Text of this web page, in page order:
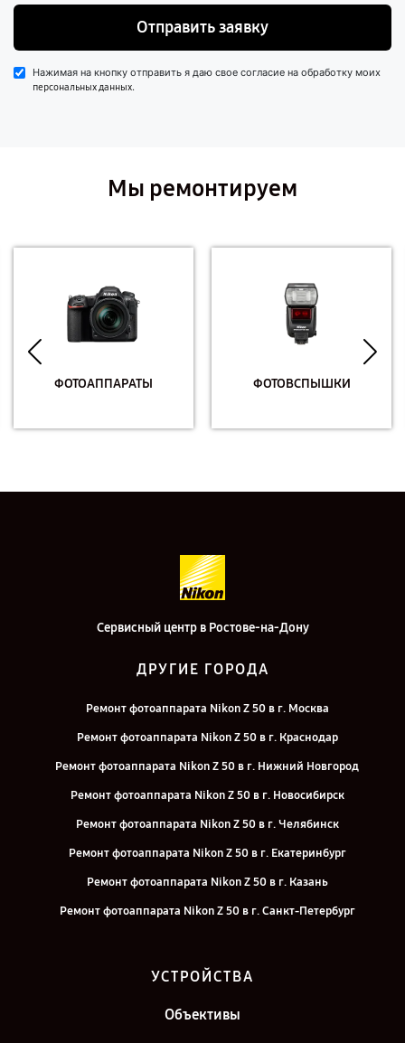
Отправить заявку
Нажимая на кнопку отправить я даю свое согласие на обработку моих
персональных данных.
Мы ремонтируем
ФОТОАППАРАТЫ ФОТОВСПЫШКИ
Сервисный центр в Ростове-на-Дону
ДРУГИЕ ГОРОДА
Ремонт фотоаппарата Nikon Z 50 в г. Москва
Ремонт фотоаппарата Nikon Z 50 в г. Краснодар
Ремонт фотоаппарата Nikon Z 50 в г. Нижний Новгород
Ремонт фотоаппарата Nikon Z 50 в г. Новосибирск
Ремонт фотоаппарата Nikon Z 50 в г. Челябинск
Ремонт фотоаппарата Nikon Z 50 в г. Екатеринбург
Ремонт фотоаппарата Nikon Z 50 в г. Казань
Ремонт фотоаппарата Nikon Z 50 в г. Санкт-Петербург
УСТРОЙСТВА
Объективы